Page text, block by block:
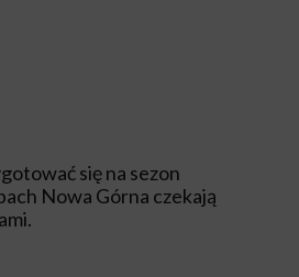
się na sezon
Nowa Górna czekają